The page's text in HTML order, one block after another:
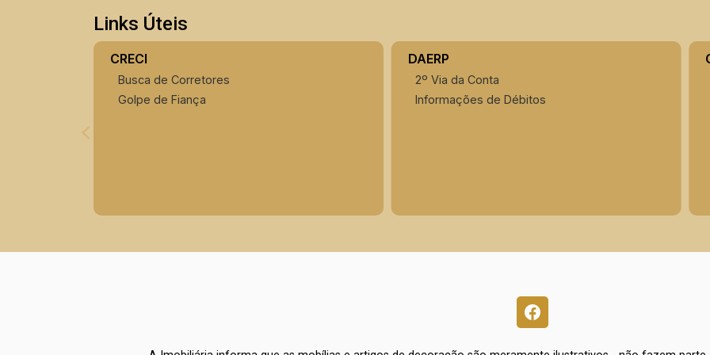
Links Úteis
CRECI
Busca de Corretores
Golpe de Fiança
DAERP
2º Via da Conta
Informações de Débitos